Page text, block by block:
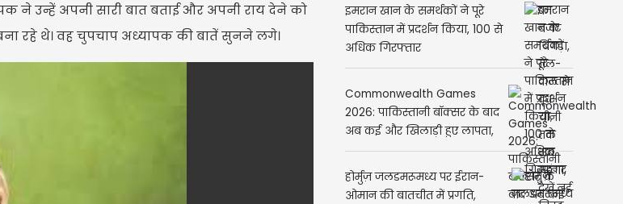
उन्हें अपनी सारी बात बताई और अपनी राय देने को
रहे थे। वह चुपचाप अध्यापक की बातें सुनने लगे।
इमरान खान के समर्थकों ने पूरे
पाकिस्तान में प्रदर्शन किया, 100 से
अधिक गिरफ्तार
Commonwealth Games
2026: पाकिस्तानी बॉक्सर के बाद
अब कई और खिलाड़ी हुए लापता,
स्कॉटलैंड पुलिस ने शुरू की जांच
होर्मुज़ जलडमरूमध्य पर ईरान-
ओमान की बातचीत में प्रगति,